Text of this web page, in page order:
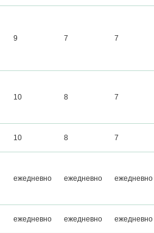
9 7 7
10 8 7
10 8 7
ежедневно ежедневно ежедневно
ежедневно ежедневно ежедневно